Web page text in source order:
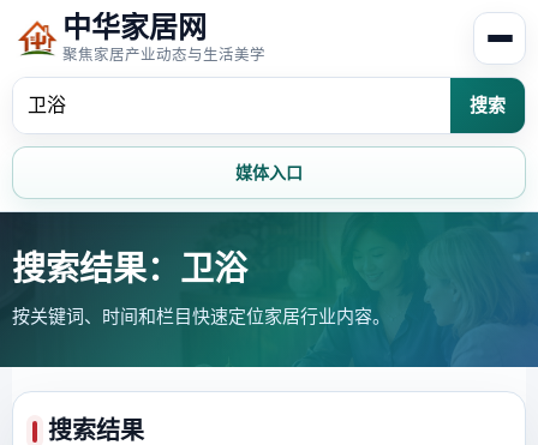
中华家居网
聚焦家居产业动态与生活美学
搜索
媒体入口
首页
家居风水 家居欣赏
搜索结果：卫浴
按关键词、时间和栏目快速定位家居行业内容。
搜索结果